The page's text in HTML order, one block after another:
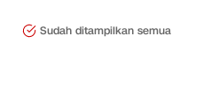
Sudah ditampilkan semua